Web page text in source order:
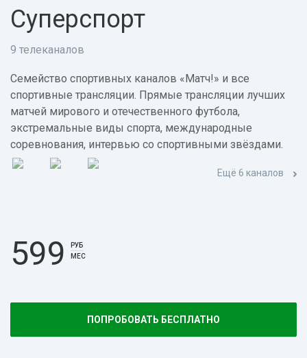
Суперспорт
9 телеканалов
Семейство спортивных каналов «Матч!» и все
спортивные трансляции. Прямые трансляции лучших
матчей мирового и отечественного футбола,
экстремальные виды спорта, международные
соревнования, интервью со спортивными звёздами.
Ещё 6 каналов
599
РУБ
МЕС
ПОПРОБОВАТЬ БЕСПЛАТНО